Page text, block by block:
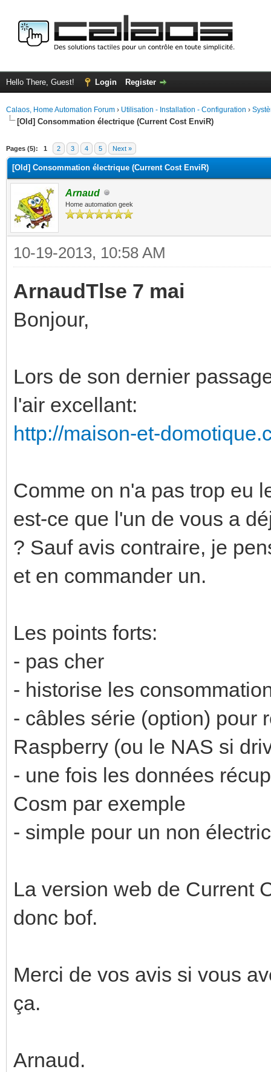
Hello There, Guest! Login Register
Calaos, Home Automation Forum › Utilisation - Installation - Configuration ›
[Old] Consommation électrique (Current Cost EnviR)
Pages (5): 1 2 3 4 5 Next »
[Old] Consommation électrique (Current Cost EnviR)
Arnaud
Home automation geek
10-19-2013, 10:58 AM
ArnaudTlse 7 mai
Bonjour,
Lors de son dernier
l'air excellant:
http://maison-et-
Comme on n'a pas trop eu
est-ce que l'un de vous a
? Sauf avis contraire, je
et en commander un.
Les points forts:
- pas cher
- historise les
- câbles série (option) pour
Raspberry (ou le NAS si
- une fois les données
Cosm par exemple
- simple pour un non
La version web de Current
donc bof.
Merci de vos avis si vous
ça.
Arnaud.